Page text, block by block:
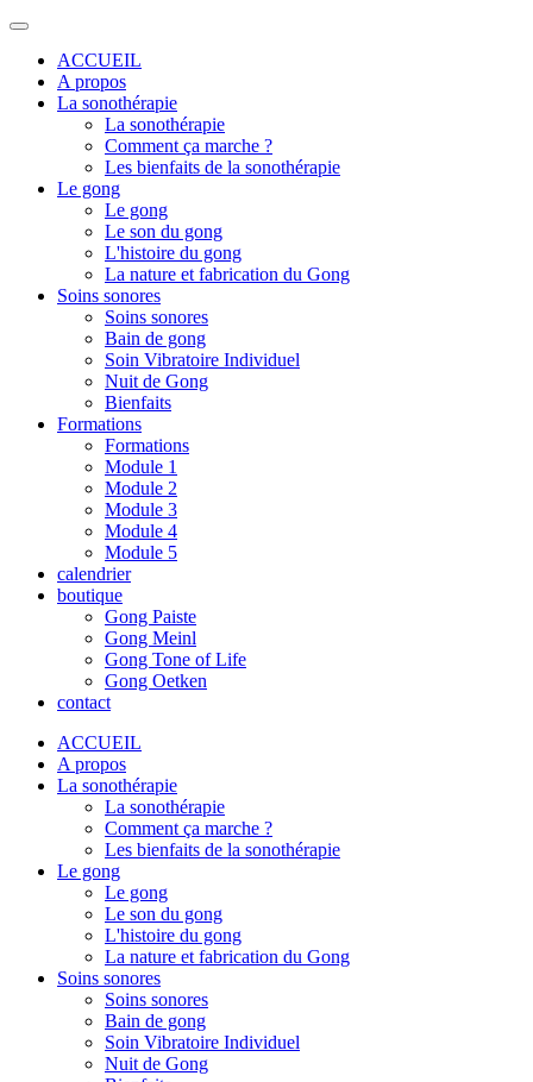
ACCUEIL
A propos
La sonothérapie
La sonothérapie
Comment ça marche ?
Les bienfaits de la sonothérapie
Le gong
Le gong
Le son du gong
L'histoire du gong
La nature et fabrication du Gong
Soins sonores
Soins sonores
Bain de gong
Soin Vibratoire Individuel
Nuit de Gong
Bienfaits
Formations
Formations
Module 1
Module 2
Module 3
Module 4
Module 5
calendrier
boutique
Gong Paiste
Gong Meinl
Gong Tone of Life
Gong Oetken
contact
ACCUEIL
A propos
La sonothérapie
La sonothérapie
Comment ça marche ?
Les bienfaits de la sonothérapie
Le gong
Le gong
Le son du gong
L'histoire du gong
La nature et fabrication du Gong
Soins sonores
Soins sonores
Bain de gong
Soin Vibratoire Individuel
Nuit de Gong